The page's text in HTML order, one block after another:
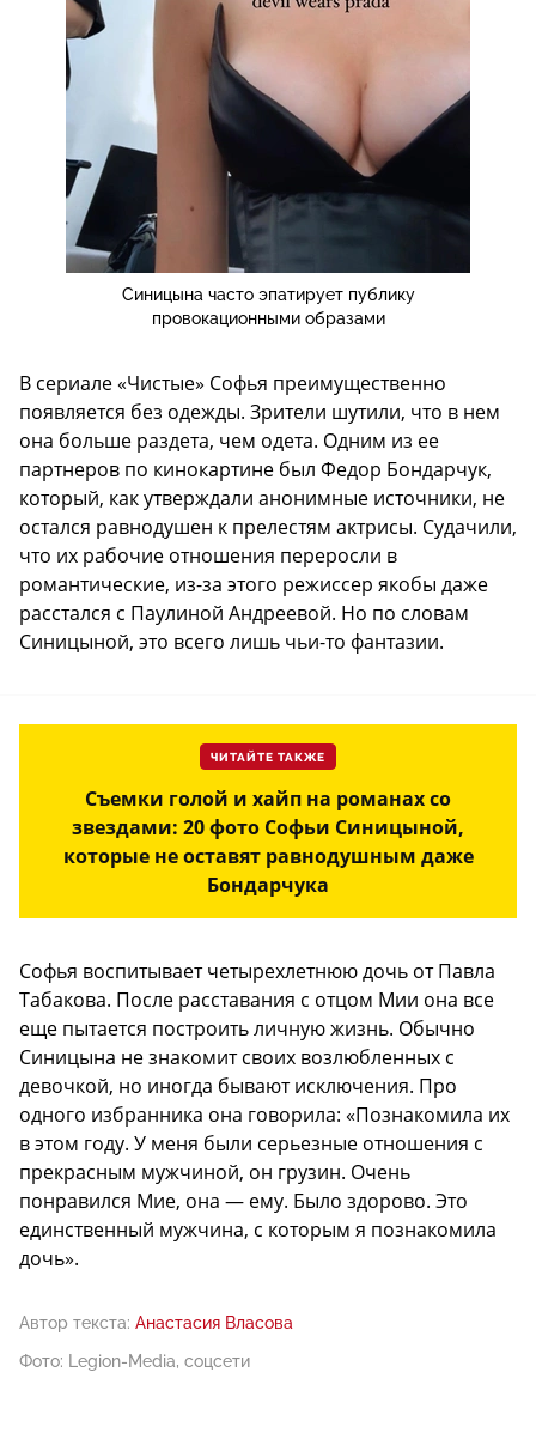
Синицына часто эпатирует публику
провокационными образами
В сериале «Чистые» Софья преимущественно
появляется без одежды. Зрители шутили, что в нем
она больше раздета, чем одета. Одним из ее
партнеров по кинокартине был Федор Бондарчук,
который, как утверждали анонимные источники, не
остался равнодушен к прелестям актрисы. Судачили,
что их рабочие отношения переросли в
романтические, из-за этого режиссер якобы даже
расстался с Паулиной Андреевой. Но по словам
Синицыной, это всего лишь чьи-то фантазии.
ЧИТАЙТЕ ТАКЖЕ
Съемки голой и хайп на романах со
звездами: 20 фото Софьи Синицыной,
которые не оставят равнодушным даже
Бондарчука
Софья воспитывает четырехлетнюю дочь от Павла
Табакова. После расставания с отцом Мии она все
еще пытается построить личную жизнь. Обычно
Синицына не знакомит своих возлюбленных с
девочкой, но иногда бывают исключения. Про
одного избранника она говорила: «Познакомила их
в этом году. У меня были серьезные отношения с
прекрасным мужчиной, он грузин. Очень
понравился Мие, она — ему. Было здорово. Это
единственный мужчина, с которым я познакомила
дочь».
Автор текста: Анастасия Власова
Фото: Legion-Media, соцсети